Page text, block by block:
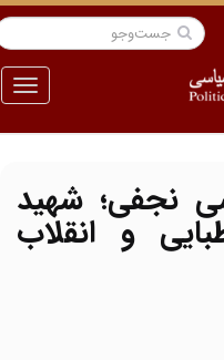
منو
نجفی؛ شهید
و انقلاب